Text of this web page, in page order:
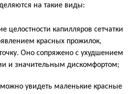
на такие виды:
целостности капилляров сетчатки
красных прожилок,
Оно сопряжено с ухудшением
и значительным дискомфортом;
увидеть маленькие красные